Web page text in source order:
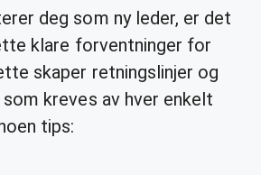
deg som ny leder, er det
klare forventninger for
skaper retningslinjer og
kreves av hver enkelt
tips: